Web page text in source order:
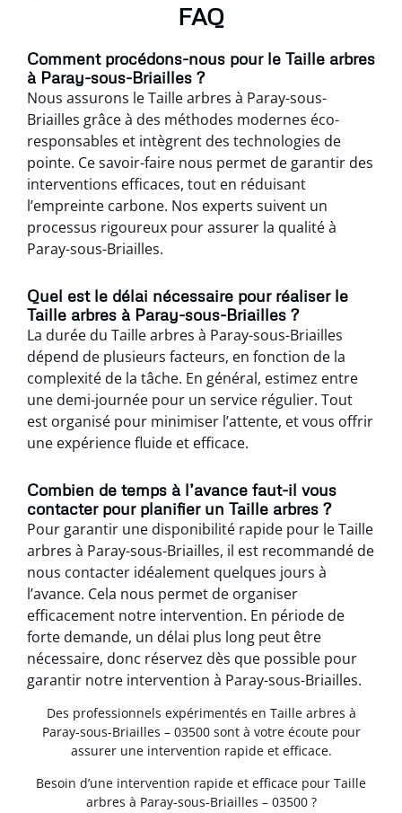
FAQ
Comment procédons-nous pour le Taille arbres
à Paray-sous-Briailles ?
Nous assurons le Taille arbres à Paray-sous-
Briailles grâce à des méthodes modernes éco-
responsables et intègrent des technologies de
pointe. Ce savoir-faire nous permet de garantir des
interventions efficaces, tout en réduisant
l’empreinte carbone. Nos experts suivent un
processus rigoureux pour assurer la qualité à
Paray-sous-Briailles.
Quel est le délai nécessaire pour réaliser le
Taille arbres à Paray-sous-Briailles ?
La durée du Taille arbres à Paray-sous-Briailles
dépend de plusieurs facteurs, en fonction de la
complexité de la tâche. En général, estimez entre
une demi-journée pour un service régulier. Tout
est organisé pour minimiser l’attente, et vous offrir
une expérience fluide et efficace.
Combien de temps à l’avance faut-il vous
contacter pour planifier un Taille arbres ?
Pour garantir une disponibilité rapide pour le Taille
arbres à Paray-sous-Briailles, il est recommandé de
nous contacter idéalement quelques jours à
l’avance. Cela nous permet de organiser
efficacement notre intervention. En période de
forte demande, un délai plus long peut être
nécessaire, donc réservez dès que possible pour
garantir notre intervention à Paray-sous-Briailles.
Des professionnels expérimentés en Taille arbres à
Paray-sous-Briailles – 03500 sont à votre écoute pour
assurer une intervention rapide et efficace.
Besoin d’une intervention rapide et efficace pour Taille
arbres à Paray-sous-Briailles – 03500 ?